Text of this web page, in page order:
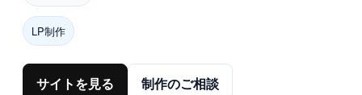
LP制作
サイトを見る 制作のご相談